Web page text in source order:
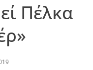
Πέλκα